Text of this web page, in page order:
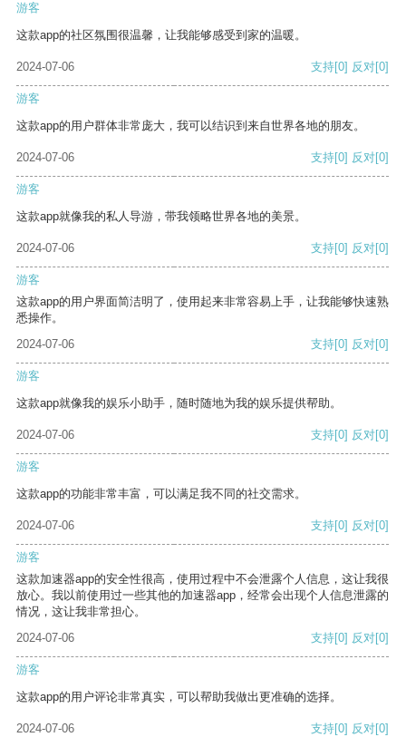
游客
这款app的社区氛围很温馨，让我能够感受到家的温暖。
2024-07-06 支持[0] 反对[0]
游客
这款app的用户群体非常庞大，我可以结识到来自世界各地的朋友。
2024-07-06 支持[0] 反对[0]
游客
这款app就像我的私人导游，带我领略世界各地的美景。
2024-07-06 支持[0] 反对[0]
游客
这款app的用户界面简洁明了，使用起来非常容易上手，让我能够快速熟
悉操作。
2024-07-06
支持[0] 反对[0]
游客
这款app就像我的娱乐小助手，随时随地为我的娱乐提供帮助。
2024-07-06 支持[0] 反对[0]
游客
这款app的功能非常丰富，可以满足我不同的社交需求。
2024-07-06 支持[0] 反对[0]
游客
这款加速器app的安全性很高，使用过程中不会泄露个人信息，这让我很
放心。我以前使用过一些其他的加速器app，经常会出现个人信息泄露的
情况，这让我非常担心。
2024-07-06
支持[0] 反对[0]
游客
这款app的用户评论非常真实，可以帮助我做出更准确的选择。
2024-07-06 支持[0] 反对[0]